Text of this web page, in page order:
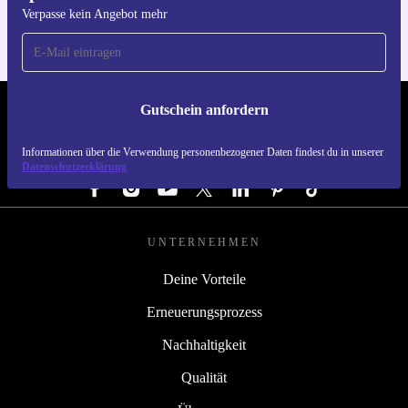
Verpasse kein Angebot mehr
Gutschein anfordern
Informationen über die Verwendung personenbezogener Daten findest du in unserer
Datenschutzerklärung
REFURBED ÖSTERREICH - RETHINK NEW.
FOLGE UNS
UNTERNEHMEN
Deine Vorteile
Erneuerungsprozess
Nachhaltigkeit
Qualität